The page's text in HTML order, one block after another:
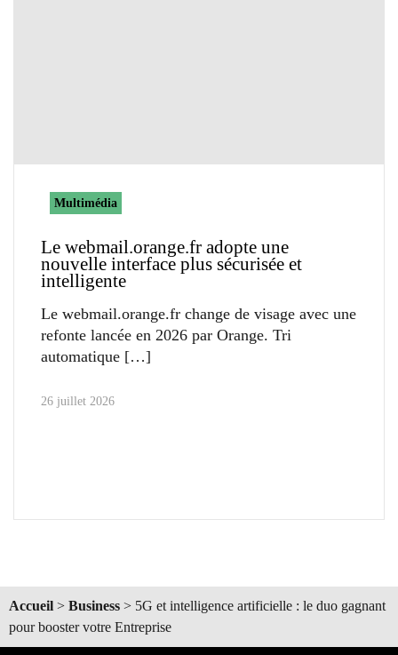
Multimédia
Le webmail.orange.fr adopte une
nouvelle interface plus sécurisée et
intelligente
Le webmail.orange.fr change de visage avec une
refonte lancée en 2026 par Orange. Tri
automatique
26 juillet 2026
Accueil > Business > 5G et intelligence artificielle : le duo gagnant
pour booster votre Entreprise